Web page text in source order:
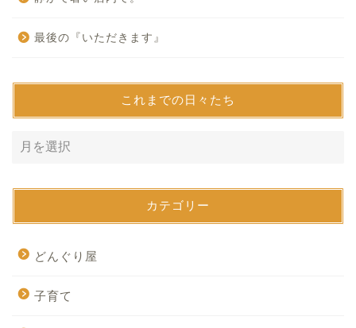
最後の『いただきます』
これまでの日々たち
カテゴリー
どんぐり屋
子育て